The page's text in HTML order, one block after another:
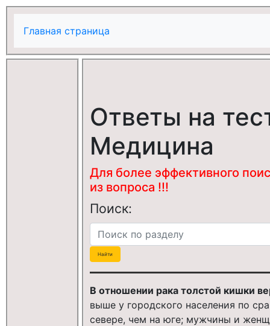
Главная страница
Ответы на
Медицина
Для более эффективного
из вопроса !!!
Поиск:
В отношении рака толстой кишки
выше у городского населения по
севере, чем на юге; мужчины и